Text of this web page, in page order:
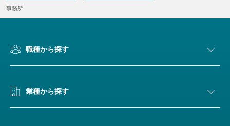
事務所
職種から探す
業種から探す